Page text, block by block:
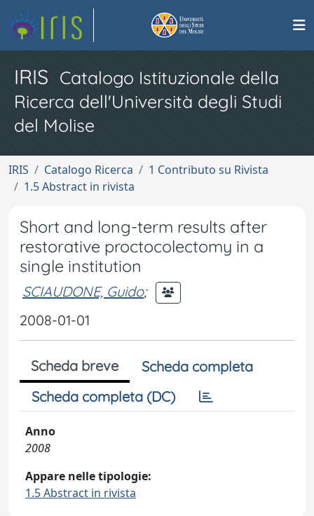
IRIS Catalogo Istituzionale della
Ricerca dell'Università degli Studi
del Molise
IRIS Catalogo Ricerca
1 Contributo su Rivista
1.5 Abstract in rivista
Short and long-term results after
restorative proctocolectomy in a
single institution
SCIAUDONE, Guido;
2008-01-01
Scheda breve
Scheda completa
Scheda completa (DC)
Anno
2008
Appare nelle tipologie:
1.5 Abstract in rivista